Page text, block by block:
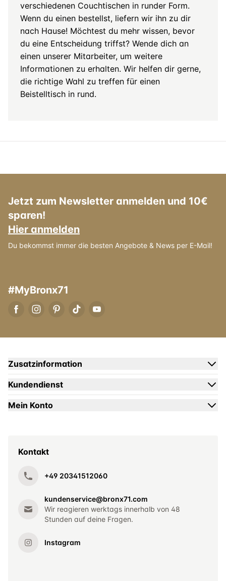
verschiedenen Couchtischen in runder Form.
Wenn du einen bestellst, liefern wir ihn zu dir
nach Hause! Möchtest du mehr wissen, bevor
du eine Entscheidung triffst? Wende dich an
einen unserer Mitarbeiter, um weitere
Informationen zu erhalten. Wir helfen dir gerne,
die richtige Wahl zu treffen für einen
Beistelltisch in rund.
Jetzt zum Newsletter anmelden und 10€
sparen!
Hier anmelden
Du bekommst immer die besten Angebote & News per E-Mail!
#MyBronx71
Zusatzinformation
Kundendienst
Mein Konto
Kontakt
+49 20341512060
kundenservice@bronx71.com
Wir reagieren werktags innerhalb von 48
Stunden auf deine Fragen.
Instagram